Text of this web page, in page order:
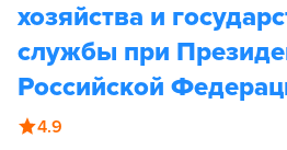
хозяйства и
службы при
Российской
4.9